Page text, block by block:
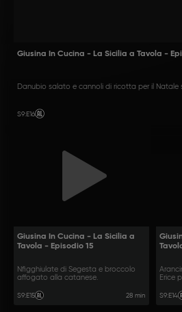
Giusina In Cucina - La Sicilia a Tavola -
Danubio salato e cannoli di ricotta per il Natale
S9:E16
Giusina In Cucina - La Sicilia a
Tavola - Episodio 15
Nfigghiulate di Segesta e broccolo
affogato alla catanese.
S9:E15 28 min
Erice
S9:E14